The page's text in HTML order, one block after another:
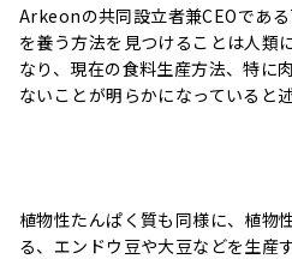
Arkeonの共同設立者兼CEOであ
を養う方法を見つけることは人類
なり、現在の食料生産方法、特に
ないことが明らかになっていると
植物性たんぱく質も同様に、植物
る、エンドウ豆や大豆などを生産